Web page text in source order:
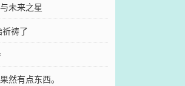
未来之星
祷了
然有点东西。